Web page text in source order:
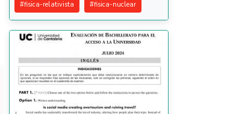
#fisica-relativista #fisica-nuclear